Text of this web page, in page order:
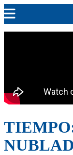
POLICIALES
EN VIVO